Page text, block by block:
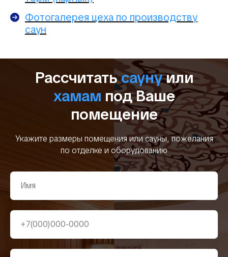
Фотогалерея цеха по производству
саун
Рассчитатьсаунуили
хамам под Ваше
помещение
Укажите размеры помещения или сауны, пожелания
по отделке и оборудованию